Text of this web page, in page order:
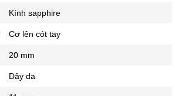
Kính sapphire
Cơ lên cót tay
20 mm
Dây da